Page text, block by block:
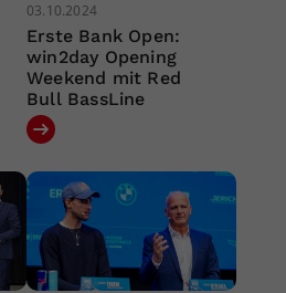
03.10.2024
Erste Bank Open:
win2day Opening
Weekend mit Red
Bull BassLine